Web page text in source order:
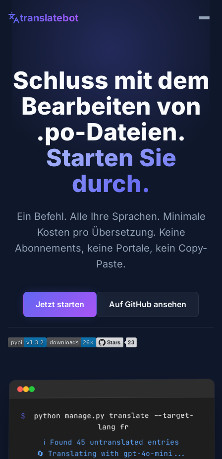
translatebot
Schluss mit dem
Bearbeiten von
.po-Dateien.
Starten Sie
durch.
Ein Befehl. Alle Ihre Sprachen. Minimale
Kosten pro Übersetzung. Keine
Abonnements, keine Portale, kein Copy-
Paste.
Jetzt starten Auf GitHub ansehen
$ python manage.py translate --target-
lang fr
ℹ️ Found 45 untranslated entries
🔄 Translating with gpt-4o-mini...